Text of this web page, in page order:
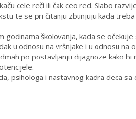
cele reči ili čak ceo red. Slabo
te se pri čitanju zbunjuju kada
godinama školovanja, kada se
u odnosu na vršnjake i u odnosu na
po postavljanju dijagnoze kako bi
psihologa i nastavnog kadra deca